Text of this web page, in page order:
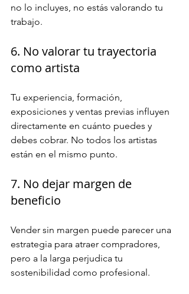
no lo incluyes, no estás valorando tu
trabajo.
6. No valorar tu trayectoria
como artista
Tu experiencia, formación,
exposiciones y ventas previas influyen
directamente en cuánto puedes y
debes cobrar. No todos los artistas
están en el mismo punto.
7. No dejar margen de
beneficio
Vender sin margen puede parecer una
estrategia para atraer compradores,
pero a la larga perjudica tu
sostenibilidad como profesional.